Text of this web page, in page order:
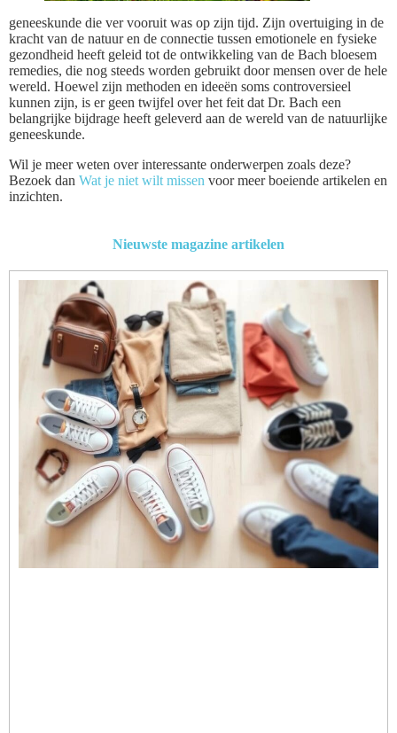
geneeskunde die ver vooruit was op zijn tijd. Zijn overtuiging in de
kracht van de natuur en de connectie tussen emotionele en fysieke
gezondheid heeft geleid tot de ontwikkeling van de Bach bloesem
remedies, die nog steeds worden gebruikt door mensen over de hele
wereld. Hoewel zijn methoden en ideeën soms controversieel
kunnen zijn, is er geen twijfel over het feit dat Dr. Bach een
belangrijke bijdrage heeft geleverd aan de wereld van de natuurlijke
geneeskunde.
Wil je meer weten over interessante onderwerpen zoals deze?
Bezoek dan Wat je niet wilt missen voor meer boeiende artikelen en
inzichten.
Nieuwste magazine artikelen